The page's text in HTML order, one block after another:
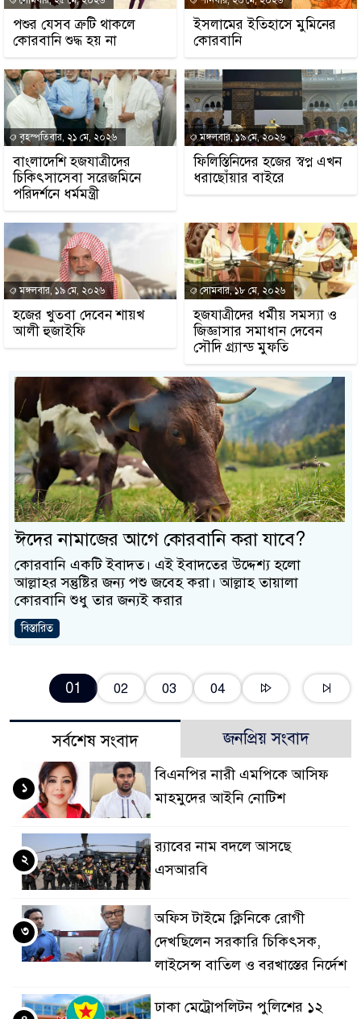
পশুর যেসব ত্রুটি থাকলে
কোরবানি শুদ্ধ হয় না
ইসলামের ইতিহাসে মুমিনের
কোরবানি
বৃহস্পতিবার, ২১ মে, ২০২৬
বাংলাদেশি হজযাত্রীদের
চিকিৎসাসেবা সরেজমিনে
পরিদর্শনে ধর্মমন্ত্রী
মঙ্গলবার, ১৯ মে, ২০২৬
ফিলিস্তিনিদের হজের স্বপ্ন এখন
ধরাছোঁয়ার বাইরে
মঙ্গলবার, ১৯ মে, ২০২৬
হজের খুতবা দেবেন শায়খ
আলী হুজাইফি
সোমবার, ১৮ মে, ২০২৬
হজযাত্রীদের ধর্মীয় সমস্যা ও
জিজ্ঞাসার সমাধান দেবেন
সৌদি গ্র্যান্ড মুফতি
ঈদের নামাজের আগে কোরবানি করা যাবে?
কোরবানি একটি ইবাদত। এই ইবাদতের উদ্দেশ্য হলো
আল্লাহর সন্তুষ্টির জন্য পশু জবেহ করা। আল্লাহ তায়ালা
কোরবানি শুধু তার জন্যই করার
বিস্তারিত
01 02 03 04
সর্বশেষ সংবাদ জনপ্রিয় সংবাদ
বিএনপির নারী এমপিকে আসিফ
মাহমুদের আইনি নোটিশ
১
র‍্যাবের নাম বদলে আসছে
এসআরবি
২
অফিস টাইমে ক্লিনিকে রোগী
দেখছিলেন সরকারি চিকিৎসক,
লাইসেন্স বাতিল ও বরখাস্তের নির্দেশ
৩
ঢাকা মেট্রোপলিটন পুলিশের ১২